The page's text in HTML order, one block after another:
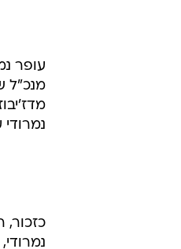
עופר
מנכ"ל
נמרודי